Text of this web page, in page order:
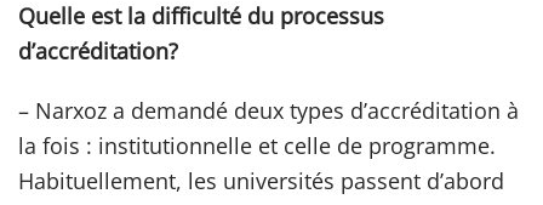
Quelle est la difficulté du processus
d’accréditation?
– Narxoz a demandé deux types d’accréditation à
la fois : institutionnelle et celle de programme.
Habituellement, les universités passent d’abord